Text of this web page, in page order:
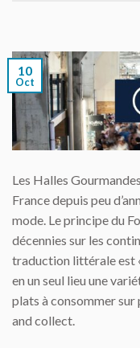
10
Oct
Les Halles
France depuis peu
mode. Le principe du
décennies sur les
traduction littérale est
en un seul lieu une
plats à consommer sur
and collect.